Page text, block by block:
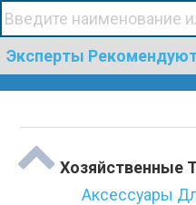
Эксперты
Хозяйственные
Аксессуары